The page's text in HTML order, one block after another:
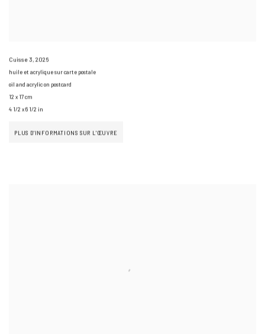
Cuisse 3, 2026
huile et acrylique sur carte postale
oil and acrylic on postcard
12 x 17 cm
4 1/2 x 6 1/2 in
PLUS D'INFORMATIONS SUR L'ŒUVRE